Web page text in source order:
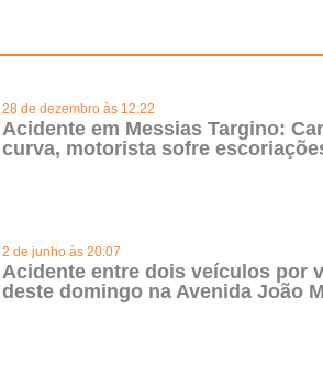
28 de dezembro às 12:22
Acidente em Messias Targino:
curva, motorista sofre
2 de junho às 20:07
Acidente entre dois veículos por
deste domingo na Avenida João